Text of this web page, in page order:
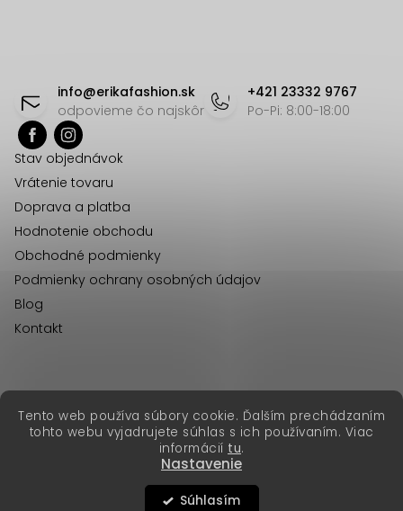
Tento web používa súbory cookie. Ďalším prechádzaním
tohto webu vyjadrujete súhlas s ich používaním. Viac
informácií tu.
Nastavenie
Súhlasím
info@erikafashion.sk
odpovieme čo najskôr
+421 23332 9767
Po-Pi: 8:00-18:00
Stav objednávok
Vrátenie tovaru
Doprava a platba
Hodnotenie obchodu
Obchodné podmienky
Podmienky ochrany osobných údajov
Blog
Kontakt
Vytvoril Shoptet Premium
Copyright 2026Erika Fashion. Všetky práva vyhradené.
erikafashion.cz